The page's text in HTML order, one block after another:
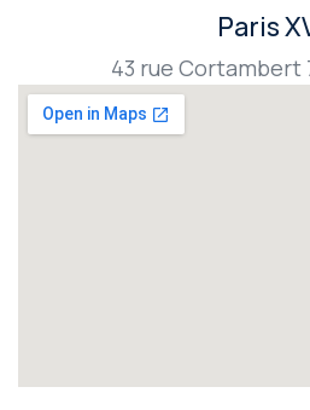
Paris
43 rue Cortambert